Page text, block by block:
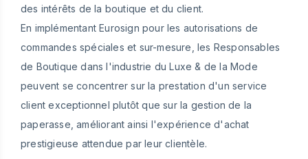
des intérêts de la boutique et du client.
En implémentant Eurosign pour les autorisations de
commandes spéciales et sur-mesure, les Responsables
de Boutique dans l'industrie du Luxe & de la Mode
peuvent se concentrer sur la prestation d'un service
client exceptionnel plutôt que sur la gestion de la
paperasse, améliorant ainsi l'expérience d'achat
prestigieuse attendue par leur clientèle.